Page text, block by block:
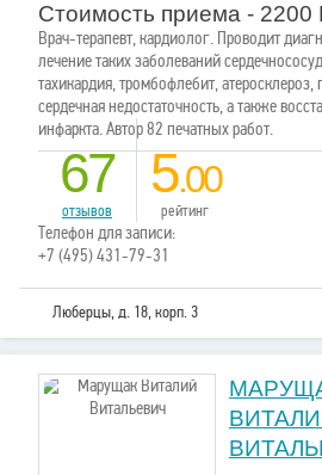
Стоимость приема - 2200
Врач-терапевт, кардиолог. Проводит
лечение таких заболеваний
тахикардия, тромбофлебит,
сердечная недостаточность, а также
инфаркта. Автор 82 печатных работ.
67
отзывов
5.00
рейтинг
Телефон для записи:
+7 (495) 431-79-31
Люберцы, д. 18, корп. 3